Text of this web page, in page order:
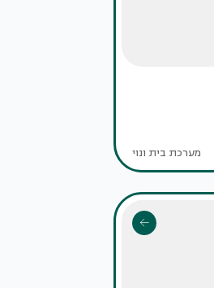
מערכת בית ונוי